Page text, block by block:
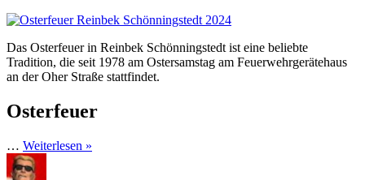
Das Osterfeuer in Reinbek Schönningstedt ist eine beliebte
Tradition, die seit 1978 am Ostersamstag am Feuerwehrgerätehaus
an der Oher Straße stattfindet.
Osterfeuer
… Weiterlesen »